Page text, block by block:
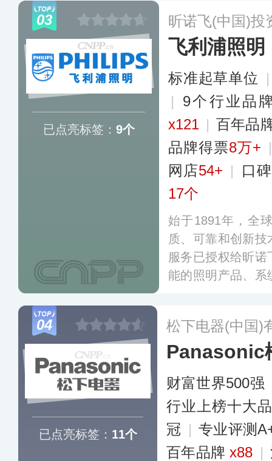
卫电器等各业务
地标项目。更多
03
已点亮标签： 9个
昕诺飞(中国)投
飞利浦照明
标准起草单位
|
9个行业品
x121 | 百年品
品牌得票8万+
网店54+ |
口
17个
始于1891年，全
质、可靠和创新
服务已授权给昕
能的照明产品、系
更多
04
已点亮标签： 11个
松下电器(中国)
Panasonic
财富世界500强
行业上榜十大
冠 | 专业评测
百年品牌x88 |